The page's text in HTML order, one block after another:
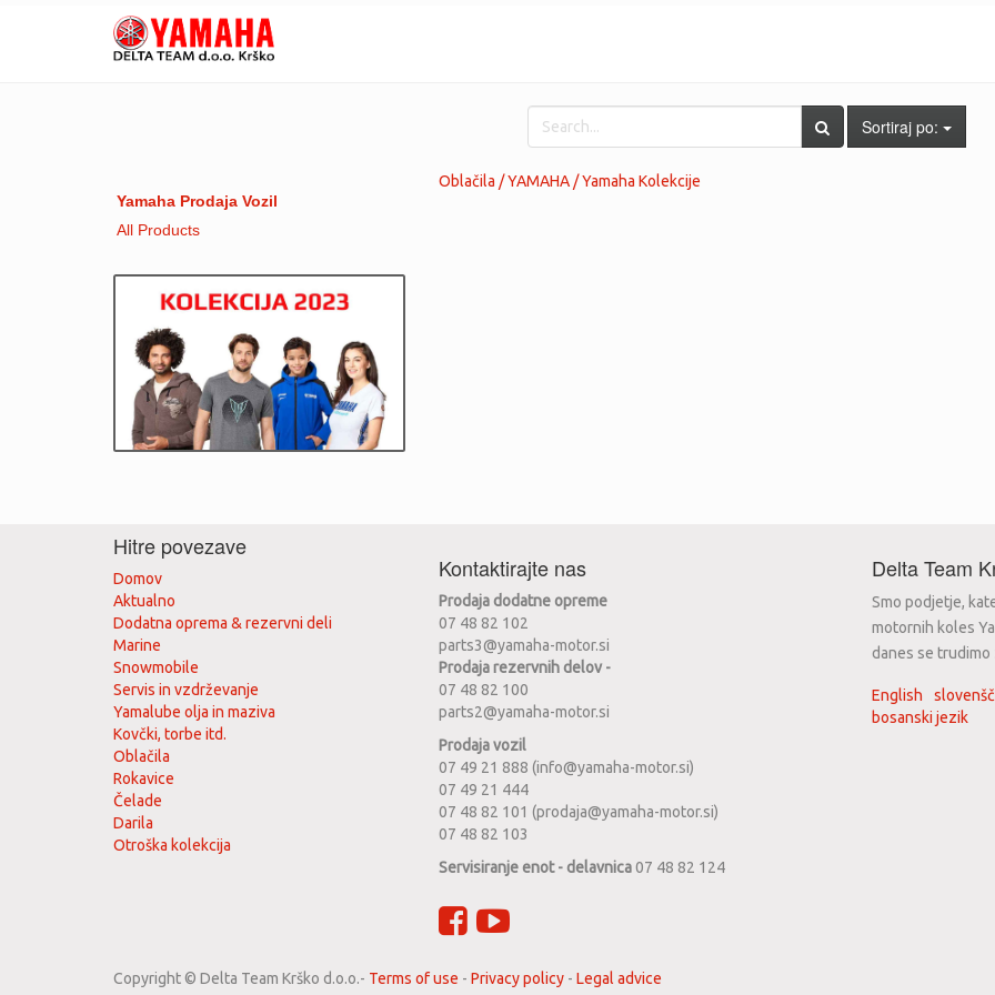
Sortiraj po:
Yamaha Prodaja Vozil
All Products
Oblačila / YAMAHA / Yamaha Kolekcije
Hitre povezave
Domov
Aktualno
Dodatna oprema & rezervni deli
Marine
Snowmobile
Servis in vzdrževanje
Yamalube olja in maziva
Kovčki, torbe itd.
Oblačila
Rokavice
Čelade
Darila
Otroška kolekcija
Kontaktirajte nas
Prodaja dodatne opreme
07 48 82 102
parts3@yamaha-motor.si
Prodaja rezervnih delov -
07 48 82 100
parts2@yamaha-motor.si
Prodaja vozil
07 49 21 888 (info@yamaha-motor.si)
07 49 21 444
07 48 82 101 (prodaja@yamaha-motor.si)
07 48 82 103
Servisiranje enot - delavnica07 48 82 124
Delta Team
Smo podjetje,
motornih koles
danes se
English
bosanski jezik
Copyright © Delta Team Krško d.o.o.- Terms of use - Privacy policy - Legal advice